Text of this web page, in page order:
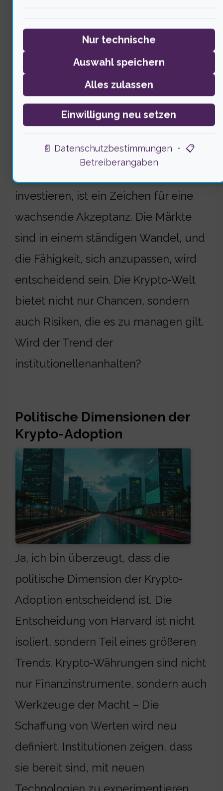
Die Antwort ist klar · Krypto-Anlagen
sind nicht nur eine Blase, sondern ein
Ausdruck neuer wirtschaftlicher
Realitäten. Harvards Entscheidung
zeigt, dass institutionelle Investoren
akzeptieren — Der Schritt, 87
investieren, ist ein Zeichen für eine
wachsende Akzeptanz. Die Märkte
sind in einem ständigen Wandel, und
die Fähigkeit, sich anzupassen, wird
entscheidend sein. Die Krypto-Welt
bietet nicht nur Chancen, sondern
auch Risiken, die es zu managen gilt.
Wird der Trend der
institutionellenanhalten?
Politische Dimensionen der
Krypto-Adoption
Ja, ich bin überzeugt, dass die
politische Dimension der Krypto-
Adoption entscheidend ist. Die
Entscheidung von Harvard ist nicht
isoliert, sondern Teil eines größeren
Trends. Krypto-Währungen sind nicht
nur Finanzinstrumente, sondern auch
Werkzeuge der Macht – Die
Schaffung von Werten wird neu
definiert. Institutionen zeigen, dass
sie bereit sind, mit neuen
Nur technische
Auswahl speichern
Alles zulassen
Einwilligung neu setzen
📄 Datenschutzbestimmungen • 📋
Betreiberangaben